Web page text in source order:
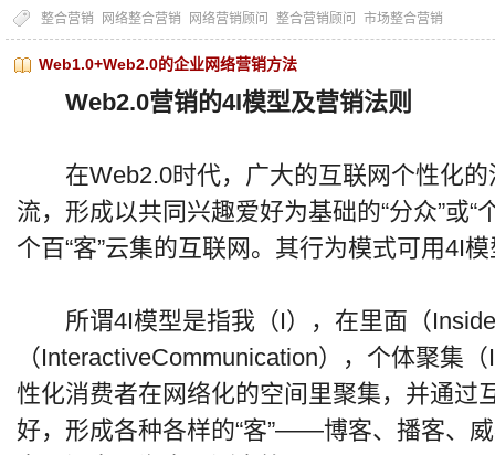
整合营销 网络整合营销 网络营销顾问 整合营销顾问 市场整合营销
Web1.0+Web2.0的企业网络营销方法
Web2.0营销的4I模型及营销法则
在Web2.0时代，广大的互联网个性化的
流，形成以共同兴趣爱好为基础的“分众”或“
个百“客”云集的互联网。其行为模式可用4I
所谓4I模型是指我（I），在里面（
（InteractiveCommunication），个体聚集
性化消费者在网络化的空间里聚集，并通过
好，形成各种各样的“客”——博客、播客、